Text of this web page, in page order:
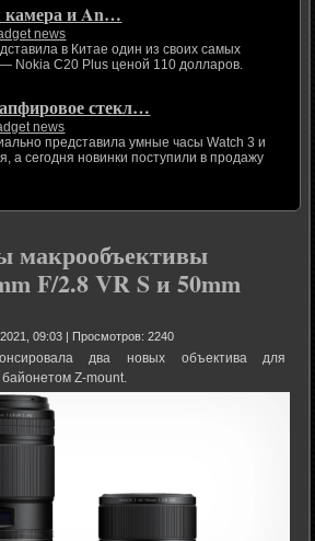
камера и An…
news
в Китае один из своих самых
Nokia C20 Plus ценой 110 долларов.
стекл…
news
представила умные часы Watch 3 и
а сегодня новинки поступили в продажу
макрообъективы
F/2.8 VR S и 50mm
09:03 | Просмотров: 2240
два новых объектива для
Z-mount.